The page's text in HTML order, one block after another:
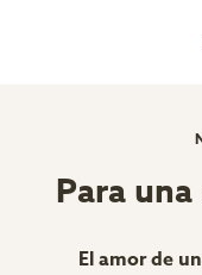
Para
El amor de